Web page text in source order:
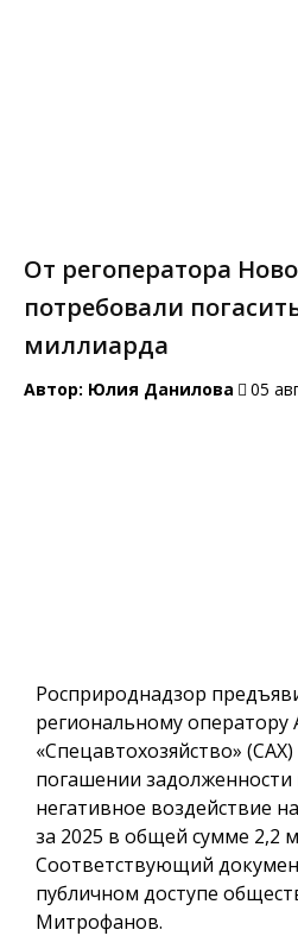
От регоператора
потребовали
миллиарда
Автор: Юлия Данилова 05
Росприроднадзор
региональному оператору
«Спецавтохозяйство»
погашении задолженности
негативное воздействие
за 2025 в общей сумме 2,2
Соответствующий
публичном доступе
Митрофанов.